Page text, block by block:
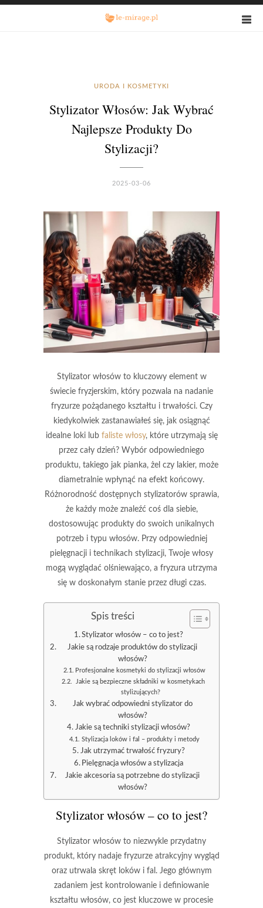
URODA I KOSMETYKI
Stylizator Włosów: Jak Wybrać
Najlepsze Produkty Do
Stylizacji?
2025-03-06
Stylizator włosów to kluczowy element w
świecie fryzjerskim, który pozwala na nadanie
fryzurze pożądanego kształtu i trwałości. Czy
kiedykolwiek zastanawiałeś się, jak osiągnąć
idealne loki lub faliste włosy, które utrzymają się
przez cały dzień? Wybór odpowiedniego
produktu, takiego jak pianka, żel czy lakier, może
diametralnie wpłynąć na efekt końcowy.
Różnorodność dostępnych stylizatorów sprawia,
że każdy może znaleźć coś dla siebie,
dostosowując produkty do swoich unikalnych
potrzeb i typu włosów. Przy odpowiedniej
pielęgnacji i technikach stylizacji, Twoje włosy
mogą wyglądać olśniewająco, a fryzura utrzyma
się w doskonałym stanie przez długi czas.
Spis treści
Stylizator włosów – co to jest?
Jakie są rodzaje produktów do stylizacji
włosów?
Profesjonalne kosmetyki do stylizacji włosów
Jakie są bezpieczne składniki w kosmetykach
stylizujących?
Jak wybrać odpowiedni stylizator do
włosów?
Jakie są techniki stylizacji włosów?
Stylizacja loków i fal – produkty i metody
Jak utrzymać trwałość fryzury?
Pielęgnacja włosów a stylizacja
Jakie akcesoria są potrzebne do stylizacji
włosów?
Stylizator włosów – co to jest?
Stylizator włosów to niezwykle przydatny
produkt, który nadaje fryzurze atrakcyjny wygląd
oraz utrwala skręt loków i fal. Jego głównym
zadaniem jest kontrolowanie i definiowanie
kształtu włosów, co jest kluczowe w procesie